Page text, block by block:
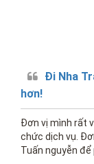
Đi Nha
hơn!
Đơn vị mình rất
chức dịch vụ.
Tuấn nguyễn để